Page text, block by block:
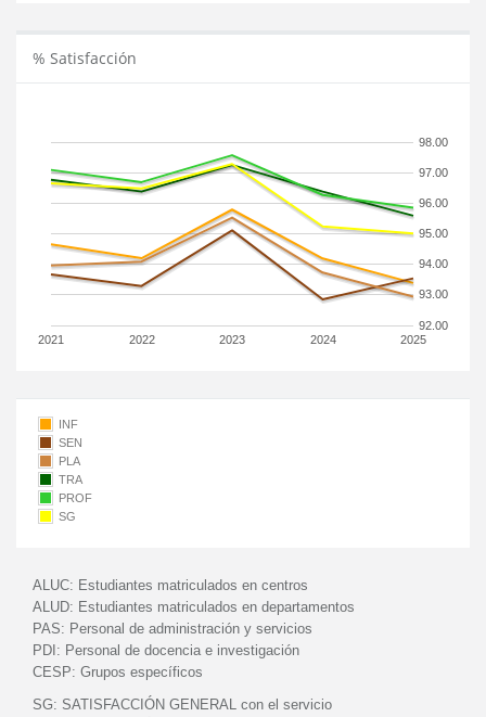
% Satisfacción
2021 2022 2023 2024 2025
92.00
93.00
94.00
95.00
96.00
97.00
98.00
INF
SEN
PLA
TRA
PROF
SG
ALUC: Estudiantes matriculados en centros
ALUD: Estudiantes matriculados en departamentos
PAS: Personal de administración y servicios
PDI: Personal de docencia e investigación
CESP: Grupos específicos
SG: SATISFACCIÓN GENERAL con el servicio